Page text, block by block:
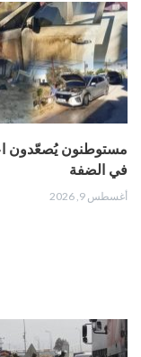
مستوطنون يُصعّدون
في الضفة
أغسطس 9, 2026